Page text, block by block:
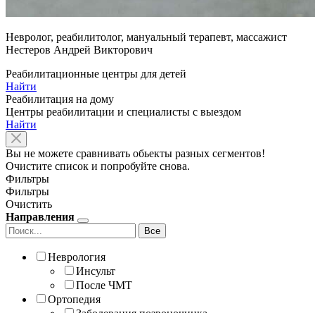
Невролог, реабилитолог, мануальный терапевт, массажист
Нестеров Андрей Викторович
Реабилитационные центры для детей
Найти
Реабилитация на дому
Центры реабилитации и специалисты с выездом
Найти
Вы не можете сравнивать обьекты разных сегментов!
Очистите список и попробуйте снова.
Фильтры
Фильтры
Очистить
Направления
Все
Неврология
Инсульт
После ЧМТ
Ортопедия